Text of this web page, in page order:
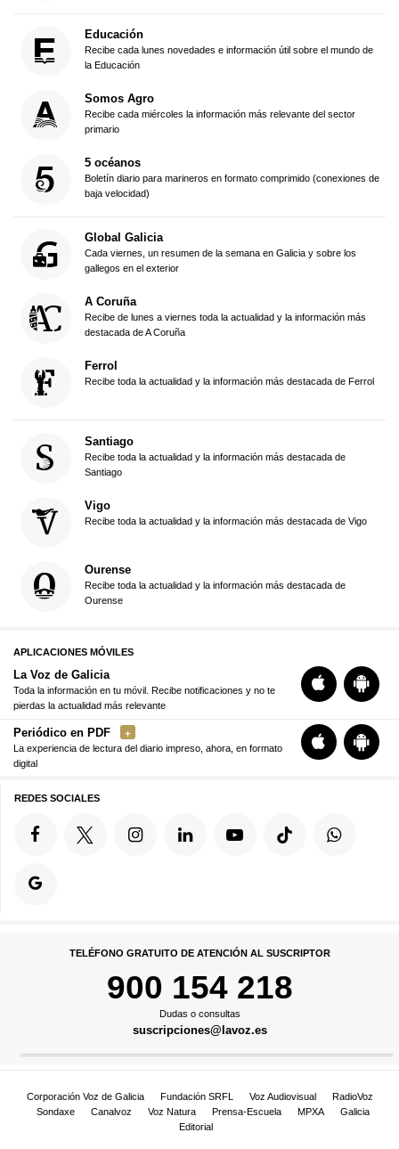
Educación
Recibe cada lunes novedades e información útil sobre el mundo de
la Educación
Somos Agro
Recibe cada miércoles la información más relevante del sector
primario
5 océanos
Boletín diario para marineros en formato comprimido (conexiones de
baja velocidad)
Global Galicia
Cada viernes, un resumen de la semana en Galicia y sobre los
gallegos en el exterior
A Coruña
Recibe de lunes a viernes toda la actualidad y la información más
destacada de A Coruña
Ferrol
Recibe toda la actualidad y la información más destacada de Ferrol
Santiago
Recibe toda la actualidad y la información más destacada de
Santiago
Vigo
Recibe toda la actualidad y la información más destacada de Vigo
Ourense
Recibe toda la actualidad y la información más destacada de
Ourense
APLICACIONES MÓVILES
La Voz de Galicia
Toda la información en tu móvil. Recibe notificaciones y no te
pierdas la actualidad más relevante
Periódico en PDF
La experiencia de lectura del diario impreso, ahora, en formato
digital
REDES SOCIALES
TELÉFONO GRATUITO DE ATENCIÓN AL SUSCRIPTOR
900 154 218
Dudas o consultas
suscripciones@lavoz.es
Corporación Voz de Galicia Fundación SRFL Voz Audiovisual
RadioVoz
Sondaxe
Canalvoz Voz Natura Prensa-Escuela MPXA
Galicia
Editorial